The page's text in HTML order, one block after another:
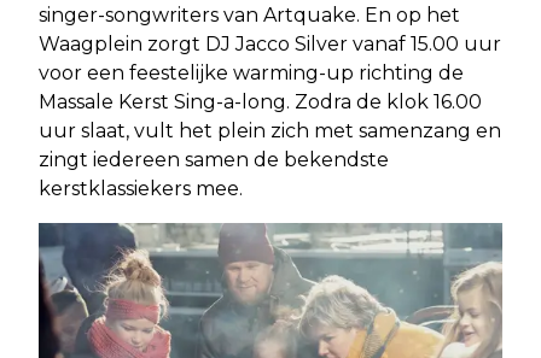
singer-songwriters van Artquake. En op het
Waagplein zorgt DJ Jacco Silver vanaf 15.00 uur
voor een feestelijke warming-up richting de
Massale Kerst Sing-a-long. Zodra de klok 16.00
uur slaat, vult het plein zich met samenzang en
zingt iedereen samen de bekendste
kerstklassiekers mee.